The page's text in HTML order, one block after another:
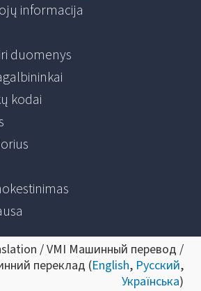
informacija
duomenys
kodai
/ VMI Машинный перевод /
переклад (English, Русский,
Українська)